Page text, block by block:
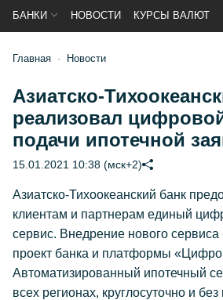
БАНКИ НОВОСТИ КУРСЫ ВАЛЮТ
Главная Новости
Азиатско-
реализовал
подачи ипотечной
15.01.2021 10:38 (мск+2)
Азиатско-Тихоокеанский банк
клиентам и партнерам единый
сервис. Внедрение нового сервиса
проект банка и платформы
Автоматизированный ипотечный
всех регионах, круглосуточно и